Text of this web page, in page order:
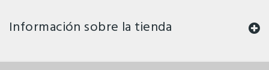
Información sobre la tienda